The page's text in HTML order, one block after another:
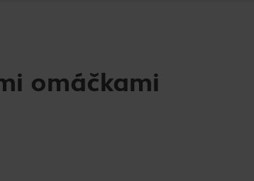
omáčkami